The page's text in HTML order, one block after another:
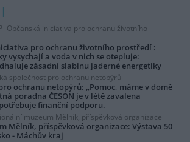
Občanská iniciativa pro ochranu životního
pro ochranu životního prostředí :
vysychají a voda v nich se otepluje:
zásadní slabinu jaderné energetiky
společnost pro ochranu netopýrů
ochranu netopýrů: „Pomoc, máme v domě
poradna ČESON je v létě zavalena
finanční podporu.
muzeum Mělník, příspěvková organizace
Mělník, příspěvková organizace: Výstava 50
- Máchův kraj